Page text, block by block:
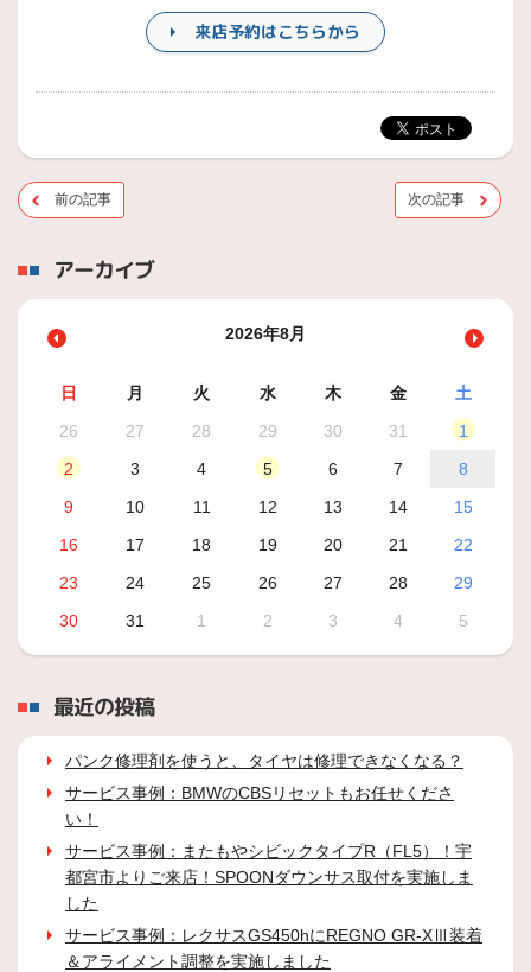
来店予約はこちらから
前の記事 次の記事
アーカイブ
2026年8月
日 月 火 水 木 金
土
26
27 28 29 30 31
1
2
3 4 5 6 7
8
9
10 11 12 13 14
15
16
17 18 19 20 21
22
23
24 25 26 27 28
29
30
31 1 2 3 4 5
最近の投稿
パンク修理剤を使うと、タイヤは修理できなくなる？
サービス事例：BMWのCBSリセットもお任せくださ
い！
サービス事例：またもやシビックタイプR（FL5）！宇
都宮市よりご来店！SPOONダウンサス取付を実施しま
した
サービス事例：レクサスGS450hにREGNO GR-XⅢ装着
＆アライメント調整を実施しました